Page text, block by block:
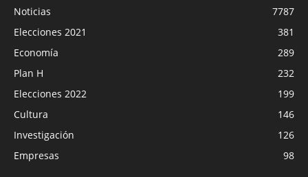
Noticias
7787
Elecciones 2021
381
Economía
289
Plan H
232
Elecciones 2022
199
Cultura
146
Investigación
126
Empresas
98